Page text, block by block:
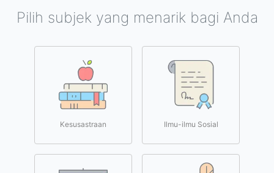
Pilih subjek yang menarik bagi Anda
Kesusastraan Ilmu-ilmu Sosial